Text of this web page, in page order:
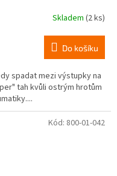
Skladem (2 ks)
Do košíku
spadat mezi výstupky na
tah kvůli ostrým hrotům
Kód: 800-01-042